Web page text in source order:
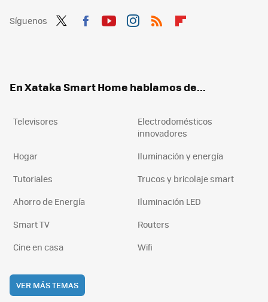
Síguenos
En Xataka Smart Home hablamos de...
Televisores
Electrodomésticos
innovadores
Hogar
Iluminación y energía
Tutoriales
Trucos y bricolaje smart
Ahorro de Energía
Iluminación LED
Smart TV
Routers
Cine en casa
Wifi
VER MÁS TEMAS